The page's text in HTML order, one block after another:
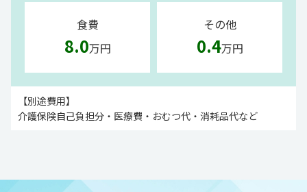
食費
8.0万円
その他
0.4万円
【別途費用】
介護保険自己負担分・医療費・おむつ代・消耗品代など